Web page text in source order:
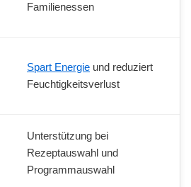
Familienessen
Spart Energie und reduziert
Feuchtigkeitsverlust
Unterstützung bei
Rezeptauswahl und
Programmauswahl